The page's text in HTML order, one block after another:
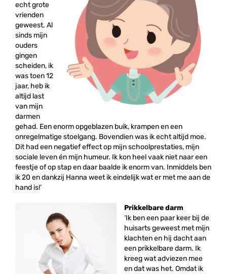
echt grote
vrienden
geweest. Al
sinds mijn
ouders
gingen
scheiden, ik
was toen 12
jaar, heb ik
altijd last
van mijn
darmen
gehad. Een enorm opgeblazen buik, krampen en een
onregelmatige stoelgang. Bovendien was ik echt altijd moe.
Dit had een negatief effect op mijn schoolprestaties, mijn
sociale leven én mijn humeur. Ik kon heel vaak niet naar een
feestje of op stap en daar baalde ik enorm van. Inmiddels ben
ik 20 en dankzij Hanna weet ik eindelijk wat er met me aan de
hand is!’
Prikkelbare darm
‘Ik ben een paar keer bij de
huisarts geweest met mijn
klachten en hij dacht aan
een prikkelbare darm. Ik
kreeg wat adviezen mee
en dat was het. Omdat ik